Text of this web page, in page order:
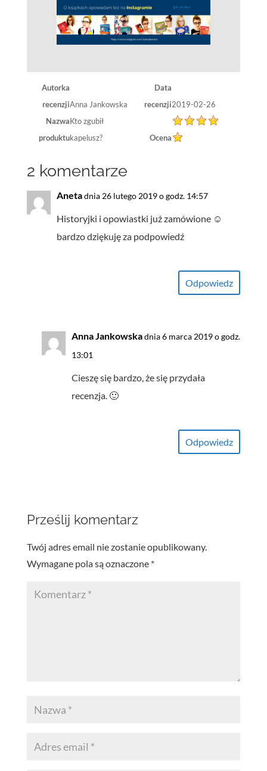
Autorka
recenzjiAnna Jankowska
Data
recenzji2019-02-26
Nazwa
produktu
Kto zgubił
kapelusz?
Ocena
2 komentarze
Anetadnia 26 lutego 2019 o godz. 14:57
Historyjki i opowiastki już zamówione ☺️
bardzo dziękuję za podpowiedź
Odpowiedz
Anna Jankowskadnia 6 marca 2019 o godz.
13:01
Cieszę się bardzo, że się przydała
recenzja. 🙂
Odpowiedz
Prześlij komentarz
Twój adres email nie zostanie opublikowany.
Wymagane pola są oznaczone *